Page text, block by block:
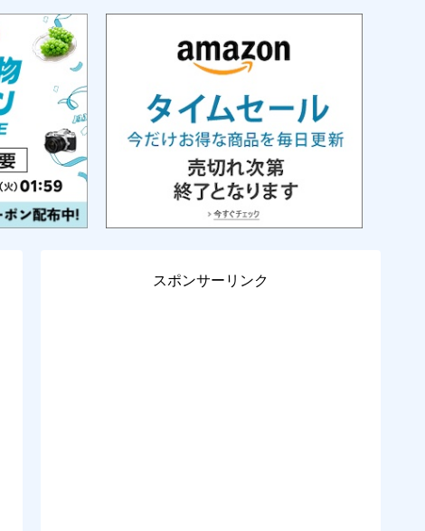
スポンサーリンク